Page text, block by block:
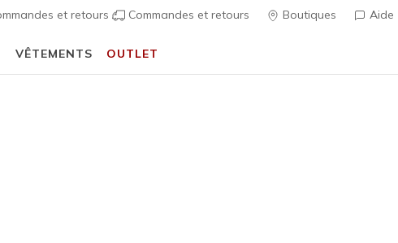
et retours Commandes et retours Boutiques Aide
VÊTEMENTS OUTLET